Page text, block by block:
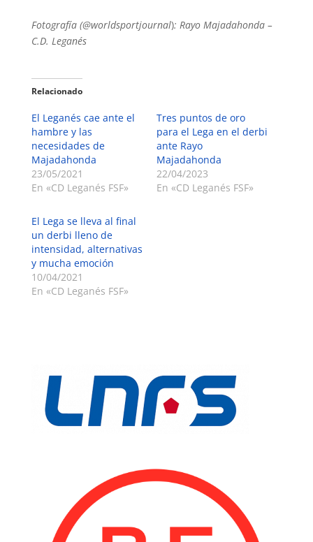
Fotografía (@worldsportjournal): Rayo Majadahonda –
C.D. Leganés
Relacionado
El Leganés cae ante el
hambre y las
necesidades de
Majadahonda
23/05/2021
En «CD Leganés FSF»
Tres puntos de oro
para el Lega en el derbi
ante Rayo
Majadahonda
22/04/2023
En «CD Leganés FSF»
El Lega se lleva al final
un derbi lleno de
intensidad, alternativas
y mucha emoción
10/04/2021
En «CD Leganés FSF»